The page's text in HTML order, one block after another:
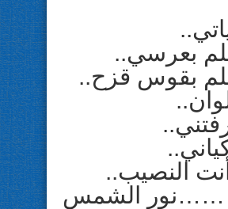
بعرسي..
بقوس قزح..
النصيب..
الشمس